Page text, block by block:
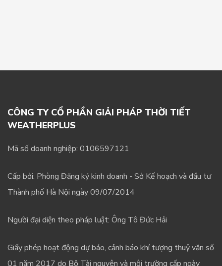
CÔNG TY CỔ PHẦN GIẢI PHÁP THỜI TIẾT
WEATHERPLUS
Mã số doanh nghiệp: 0106597121
Cấp bởi: Phòng Đăng ký kinh doanh - Sở Kế hoạch và đầu tư
Thành phố Hà Nội ngày 09/07/2014
Người đại diện theo pháp luật: Ông Tô Đức Hải
Giấy phép hoạt động dự báo, cảnh báo khí tượng thuỷ văn số
01 năm 2017 do Bộ Tài nguyên và môi trường cấp ngày